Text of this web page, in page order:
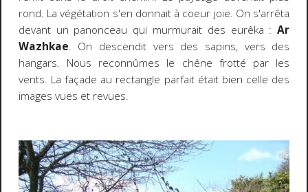
rond. La végétation s'en donnait à coeur joie. On s'arrêta
devant un panonceau qui murmurait des eurêka :Ar
Wazhkae. On descendit vers des sapins, vers des
hangars. Nous reconnûmes le chêne frotté par les
vents. La façade au rectangle parfait était bien celle des
images vues et revues.